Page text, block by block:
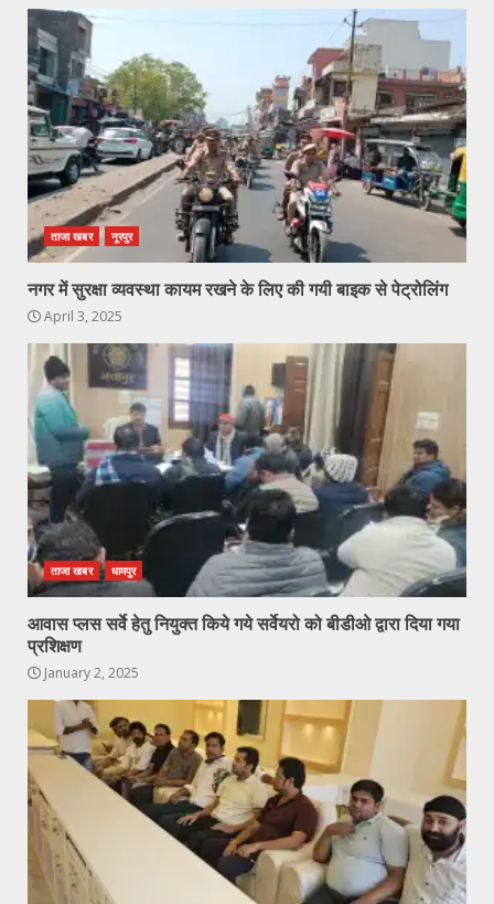
ताजा खबर नूरपुर
नगर में सुरक्षा व्यवस्था कायम रखने के लिए की गयी बाइक से पेट्रोलिंग
April 3, 2025
ताजा खबर धामपुर
आवास प्लस सर्वे हेतु नियुक्त किये गये सर्वेयरो को बीडीओ द्वारा दिया गया
प्रशिक्षण
January 2, 2025